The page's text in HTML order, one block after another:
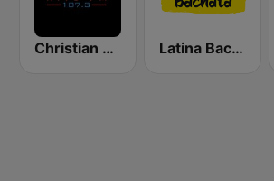
Christian Hits FM Latina Bachata